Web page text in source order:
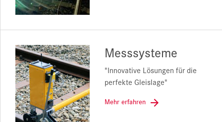
Messsysteme
"Innovative Lösungen für die
perfekte Gleislage"
Mehr erfahren